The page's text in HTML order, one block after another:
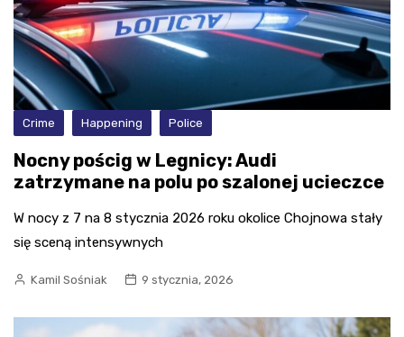
Crime Happening Police
Nocny pościg w Legnicy: Audi
zatrzymane na polu po szalonej ucieczce
W nocy z 7 na 8 stycznia 2026 roku okolice Chojnowa stały
się sceną intensywnych
Kamil Sośniak 9 stycznia, 2026